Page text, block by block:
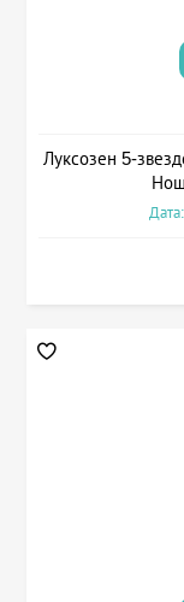
Луксозен 5-